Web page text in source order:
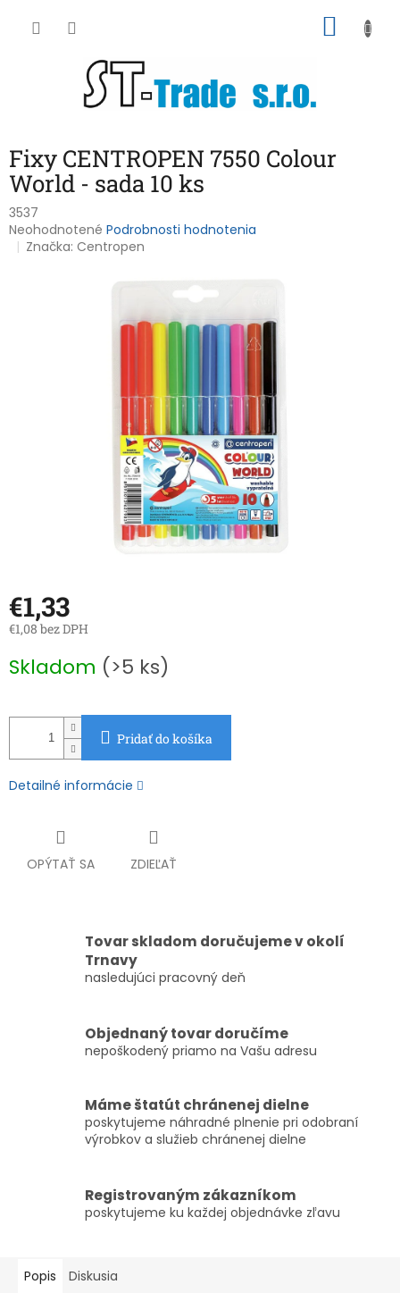
Fixy CENTROPEN 7550 Colour
World - sada 10 ks
3537
Priemerné
hodnotenie
Neohodnotené Podrobnosti hodnotenia
Značka:Centropen
€1,33
€1,08 bez DPH
cena:
Skladom (>5 ks)
Pridať do košíka
Detailné informácie
OPÝTAŤ SA ZDIEĽAŤ
Tovar skladom doručujeme v okolí
Trnavy
nasledujúci pracovný deň
Objednaný tovar doručíme
nepoškodený priamo na Vašu adresu
Máme štatút chránenej dielne
poskytujeme náhradné plnenie pri odobraní
výrobkov a služieb chránenej dielne
Registrovaným zákazníkom
poskytujeme ku každej objednávke zľavu
Popis Diskusia